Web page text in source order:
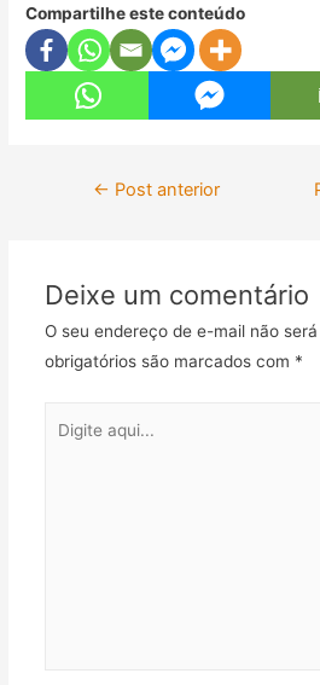
Compartilhe este conteúdo
Navegação
← Post anterior
Deixe um comentário
O seu endereço de e-mail não
obrigatórios são marcados com *
aqui...